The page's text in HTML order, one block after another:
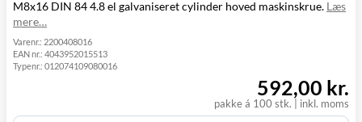
Metode
Pris
Leveres
din adresse
Click&Collect
M8x16 DIN 84 4.8 el galvaniseret cylinder hoved maskinskrue. Læs
mere…
Varenr.: 2200408016
EAN nr.: 4043952015513
Typenr.: 012074109080016
pakke á 100 stk. | inkl. moms
592,00 kr.